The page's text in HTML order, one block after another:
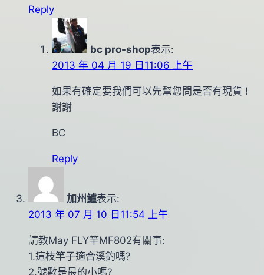
Reply
bc pro-shop表示:
2013 年 04 月 19 日11:06 上午
如果有確定要我們可以先幫您問是否有現貨 !
謝謝
BC
Reply
加州鱸表示:
2013 年 07 月 10 日11:54 上午
請教May FLY竿MF802有關事:
1.這枝竿子適合溪釣嗎?
2.號數是最的小嗎?